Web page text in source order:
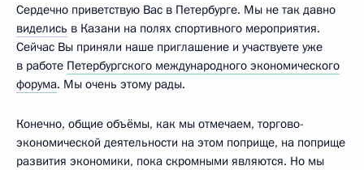
Сердечно приветствую Вас в Петербурге. Мы не так давно
виделись в Казани на полях спортивного мероприятия.
Сейчас Вы приняли наше приглашение и участвуете уже
в работе Петербургского международного экономического
форума. Мы очень этому рады.
Конечно, общие объёмы, как мы отмечаем, торгово-
экономической деятельности на этом поприще, на поприще
развития экономики, пока скромными являются. Но мы